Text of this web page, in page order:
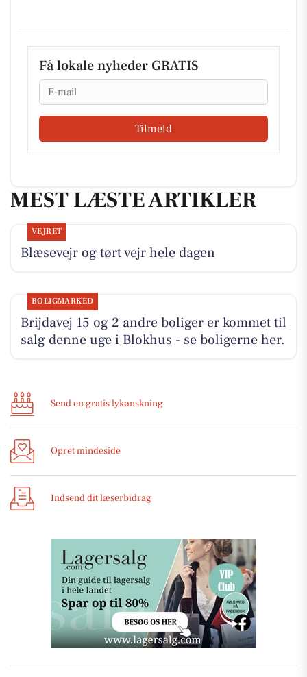
Få lokale nyheder GRATIS
Email
Tilmeld
MEST LÆSTE ARTIKLER
VEJRET
Blæsevejr og tørt vejr hele dagen
BOLIGMARKED
Brijdavej 15 og 2 andre boliger er kommet til
salg denne uge i Blokhus - se boligerne her.
Send en gratis lykønskning
Opret mindeside
Indsend dit læserbidrag